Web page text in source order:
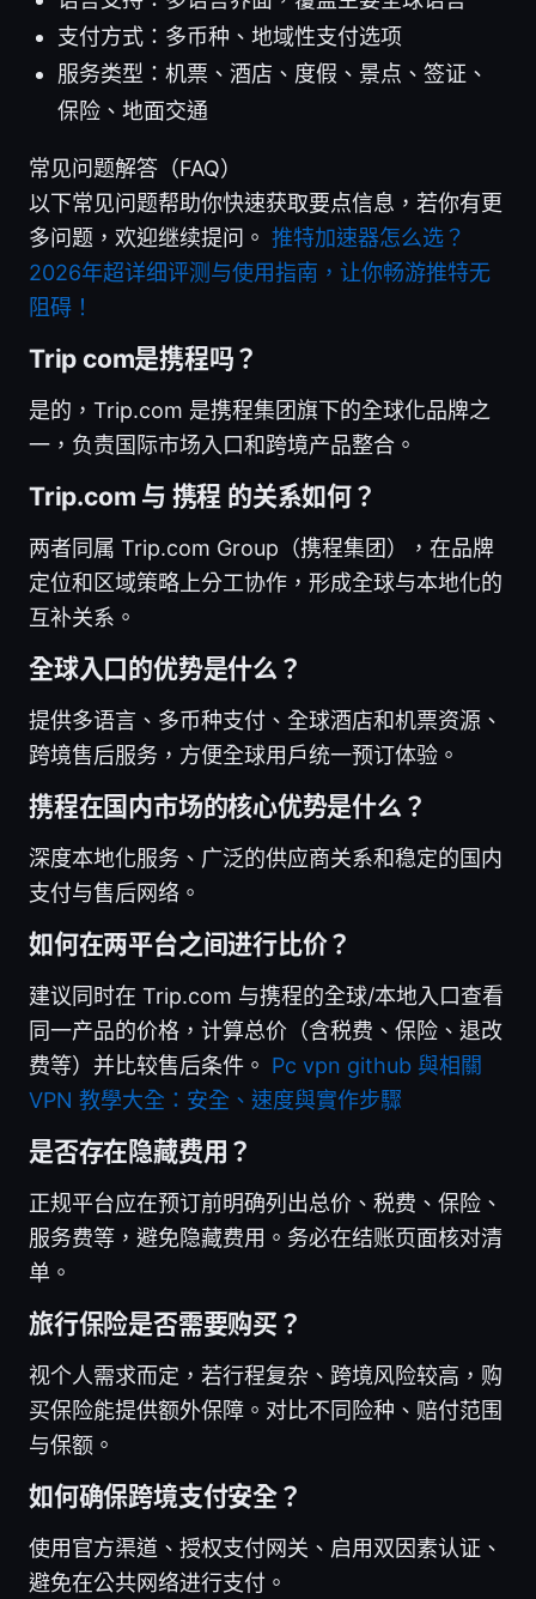
支付方式：多币种、地域性支付选项
服务类型：机票、酒店、度假、景点、签证、
保险、地面交通
常见问题解答（FAQ）
以下常见问题帮助你快速获取要点信息，若你有更
多问题，欢迎继续提问。 推特加速器怎么选？
2026年超详细评测与使用指南，让你畅游推特无
阻碍！
Trip com是携程吗？
是的，Trip.com 是携程集团旗下的全球化品牌之
一，负责国际市场入口和跨境产品整合。
Trip.com 与 携程 的关系如何？
两者同属 Trip.com Group（携程集团），在品牌
定位和区域策略上分工协作，形成全球与本地化的
互补关系。
全球入口的优势是什么？
提供多语言、多币种支付、全球酒店和机票资源、
跨境售后服务，方便全球用户统一预订体验。
携程在国内市场的核心优势是什么？
深度本地化服务、广泛的供应商关系和稳定的国内
支付与售后网络。
如何在两平台之间进行比价？
建议同时在 Trip.com 与携程的全球/本地入口查看
同一产品的价格，计算总价（含税费、保险、退改
费等）并比较售后条件。 Pc vpn github 與相關
VPN 教學大全：安全、速度與實作步驟
是否存在隐藏费用？
正规平台应在预订前明确列出总价、税费、保险、
服务费等，避免隐藏费用。务必在结账页面核对清
单。
旅行保险是否需要购买？
视个人需求而定，若行程复杂、跨境风险较高，购
买保险能提供额外保障。对比不同险种、赔付范围
与保额。
如何确保跨境支付安全？
使用官方渠道、授权支付网关、启用双因素认证、
避免在公共网络进行支付。